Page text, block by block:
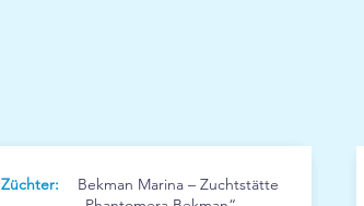
Züchter:
Bekman Marina – Zuchtstätte